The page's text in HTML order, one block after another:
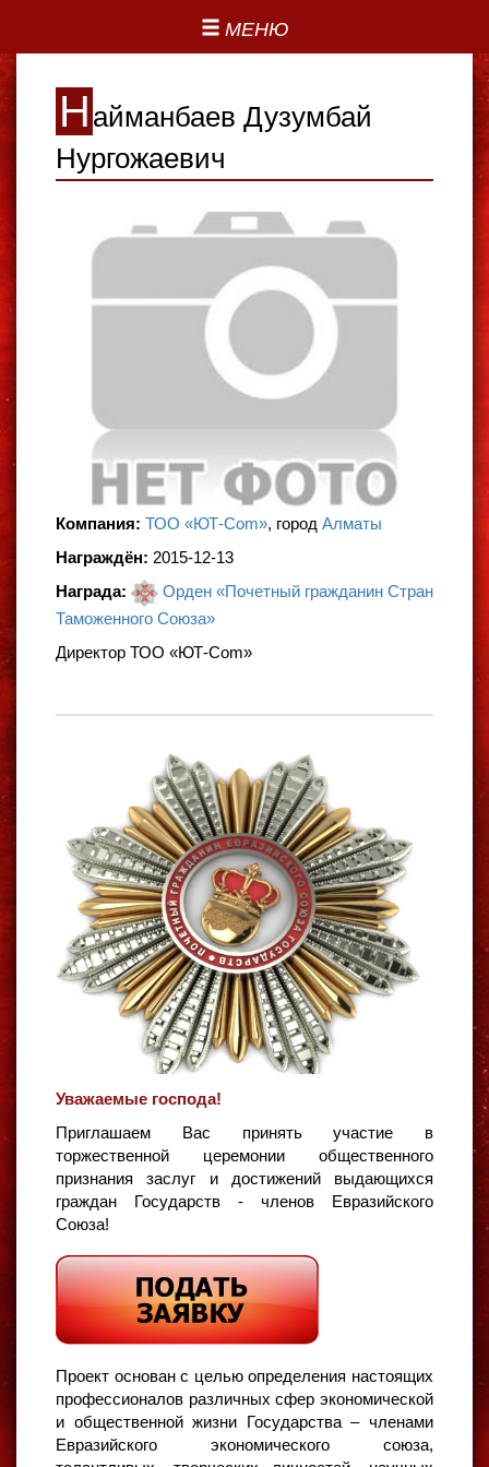
МЕНЮ
Н айманбаев Дузумбай
Нургожаевич
Компания: ТОО «ЮТ-Com», город Алматы
Награждён: 2015-12-13
Награда:
Орден «Почетный гражданин Стран
Таможенного Союза»
Директор ТОО «ЮТ-Com»
Уважаемые господа!
Приглашаем Вас принять участие в
торжественной церемонии общественного
признания заслуг и достижений выдающихся
граждан Государств - членов Евразийского
Союза!
Проект основан с целью определения настоящих
профессионалов различных сфер экономической
и общественной жизни Государства – членами
Евразийского экономического союза,